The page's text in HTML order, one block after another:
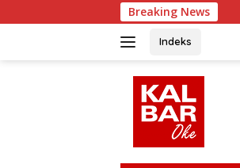
to
Breaking News
Indeks